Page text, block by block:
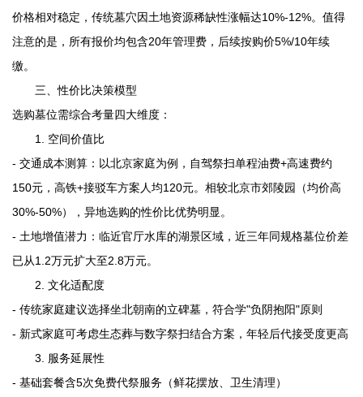
价格相对稳定，传统墓穴因土地资源稀缺性涨幅达10%-12%。值得
注意的是，所有报价均包含20年管理费，后续按购价5%/10年续
缴。
三、性价比决策模型
选购墓位需综合考量四大维度：
1. 空间价值比
- 交通成本测算：以北京家庭为例，自驾祭扫单程油费+高速费约
150元，高铁+接驳车方案人均120元。相较北京市郊陵园（均价高
30%-50%），异地选购的性价比优势明显。
- 土地增值潜力：临近官厅水库的湖景区域，近三年同规格墓位价差
已从1.2万元扩大至2.8万元。
2. 文化适配度
- 传统家庭建议选择坐北朝南的立碑墓，符合学"负阴抱阳"原则
- 新式家庭可考虑生态葬与数字祭扫结合方案，年轻后代接受度更高
3. 服务延展性
- 基础套餐含5次免费代祭服务（鲜花摆放、卫生清理）